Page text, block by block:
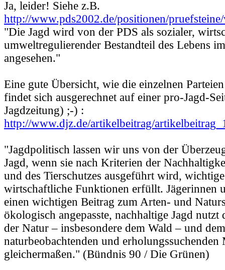
Ja, leider! Siehe z.B.
http://www.pds2002.de/positionen/
"Die Jagd wird von der PDS als sozialer,
umweltregulierender Bestandteil des Lebens
angesehen."
Eine gute Übersicht, wie die einzelnen
findet sich ausgerechnet auf einer pro-Jagd-
Jagdzeitung) ;-) :
http://www.djz.de/artikelbeitrag/
"Jagdpolitisch lassen wir uns von der
Jagd, wenn sie nach Kriterien der
und des Tierschutzes ausgeführt wird,
wirtschaftliche Funktionen erfüllt. Jägerinnen
einen wichtigen Beitrag zum Arten- und
ökologisch angepasste, nachhaltige Jagd nutzt
der Natur – insbesondere dem Wald – und dem
naturbeobachtenden und erholungssuchenden
gleichermaßen." (Bündnis 90 / Die Grünen)